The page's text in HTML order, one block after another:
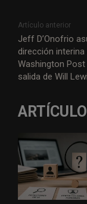
Artículo anterior
Jeff D’Onofrio
dirección interina
Washington
salida de Will